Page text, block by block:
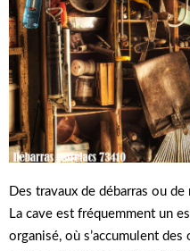
Des travaux de débarras ou de
La cave est fréquemment un
organisé, où s’accumulent